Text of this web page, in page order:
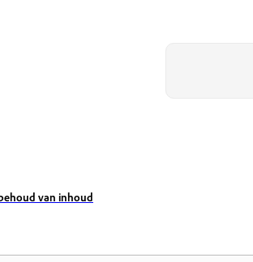
van inhoud